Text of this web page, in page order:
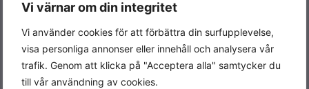
Vi värnar om din integritet
Vi använder cookies för att förbättra din surfupplevelse,
visa personliga annonser eller innehåll och analysera vår
trafik. Genom att klicka på "Acceptera alla" samtycker du
till vår användning av cookies.